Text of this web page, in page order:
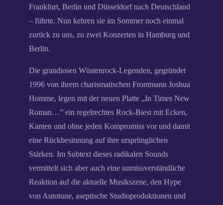
Frankfurt, Berlin und Düsseldorf nach Deutschland
– führte. Nun kehren sie im Sommer noch einmal
zurück zu uns, zu zwei Konzerten in Hamburg und
Berlin.
Die grandiosen Wüstenrock-Legenden, gegründet
1996 von ihrem charismatischen Frontmann Joshua
Homme, legen mit der neuen Platte „In Times New
Roman…” ein regelrechtes Rock-Biest mit Ecken,
Kanten und ohne jeden Kompromiss vor und damit
eine Rückbesinnung auf ihre ursprünglichen
Stärken. Im Subtext dieses radikalen Sounds
vermittelt sich aber auch eine unmissverständliche
Reaktion auf die aktuelle Musikszene, den Hype
von Autotune, aseptische Studioproduktionen und